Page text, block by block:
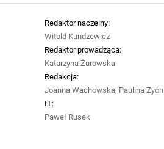
Redaktor naczelny:
Witold Kundzewicz
Redaktor prowadząca:
Katarzyna Żurowska
Redakcja:
Joanna Wachowska, Paulina Zych
IT:
Paweł Rusek